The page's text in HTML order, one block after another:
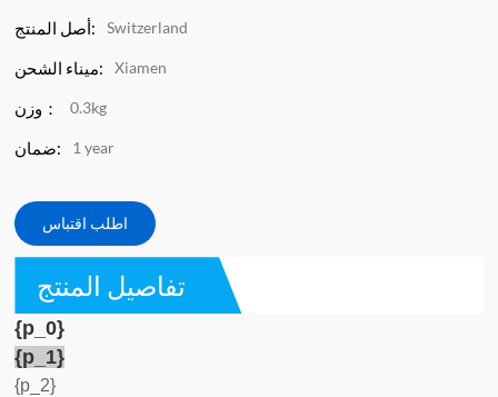
أصل المنتج: Switzerland
ميناء الشحن: Xiamen
وزن： 0.3kg
ضمان: 1 year
اطلب اقتباس
تفاصيل المنتج
{p_0}
{p_1}
{p_2}